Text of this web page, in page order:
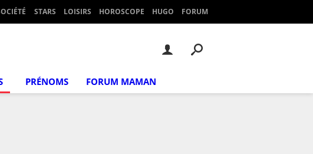
STARS LOISIRS HOROSCOPE HUGO FORUM
PRÉNOMS FORUM MAMAN